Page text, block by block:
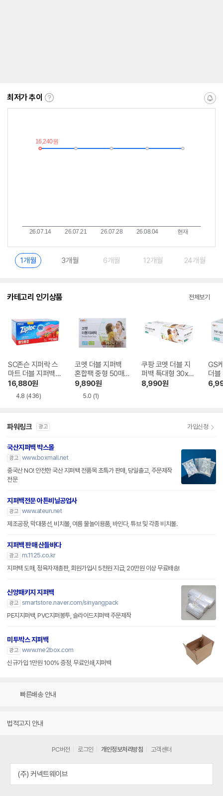
최저가 추이
최
이
란?
알
1개월 3개월 6개월 12개월 24개월
카테고리 인기상품 전체보기
SC존슨 지퍼락 스
마트 더블 지퍼백
냉장용 (대) 160매
16,880원
4.8 (436)
코멧 더블 지퍼백
혼합팩 중형 50매
+ 대형 50매
9,890원
5.0 (1)
쿠팡 코멧 더블 지
퍼백 특대형 30x3
5cm 60매
8,990원
GS
더블
0매
파워링크 광고 가입신청
국산지퍼백 박스몰
광고
www.boxmall.net
중국산 NO! 안전한 국산 지퍼백 전품목 초특가 판매, 당일출고, 주문제작
전문
지퍼백전문 아튼비닐공업사
광고
www.ateun.net
제조공장, 막대풍선, 비치볼, 여름 물놀이용품, 바인다, 튜브 및 각종 비치볼.
지퍼백 판매 산들바다
광고
m.1125.co.kr
지퍼백 도매, 정육자재총판, 회원가입시 5천원 지급, 20만원 이상 무료배송!
신양패키지 지퍼백
광고
smartstore.naver.com/sinyangpack
PE지지퍼백, PVC지퍼봉투, 슬라이드지퍼백 주문제작
미투박스 지퍼백
광고
www.me2box.com
신규가입 1만원 100% 증정, 무료인쇄,지퍼백
빠른배송 안내
법적고지 안내
PC버전 로그인 개인정보처리방침 고객센터
(주) 커넥트웨이브